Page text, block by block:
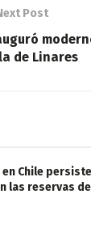
Post
de Linares
Chile
las reservas